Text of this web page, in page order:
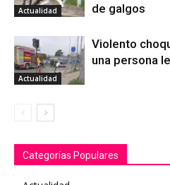
Actualidad
de galgos
Actualidad
Violento
una persona
Categorías Populares